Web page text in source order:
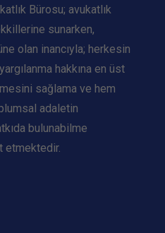
Bürosu; avukatlık
sunarken,
olan inancıyla; herkesin
hakkına en üst
sağlama ve hem
adaletin
bulunabilme
etmektedir.